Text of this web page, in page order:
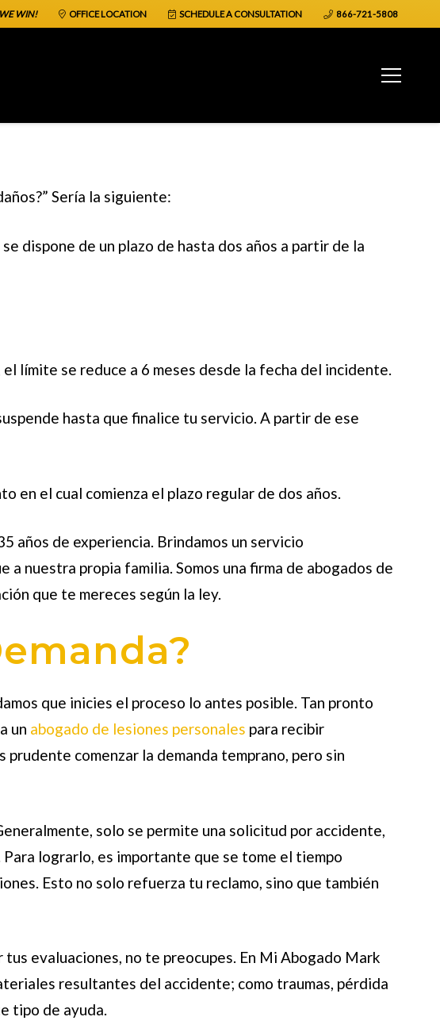
WIN! OFFICE LOCATION SCHEDULE A CONSULTATION 866-721-5808
?” Sería la siguiente:
dispone de un plazo de hasta dos años a partir de la
límite se reduce a 6 meses desde la fecha del incidente.
hasta que finalice tu servicio. A partir de ese
en el cual comienza el plazo regular de dos años.
años de experiencia. Brindamos un servicio
nuestra propia familia. Somos una firma de abogados de
que te mereces según la ley.
que inicies el proceso lo antes posible. Tan pronto
un abogado de lesiones personales para recibir
comenzar la demanda temprano, pero sin
solo se permite una solicitud por accidente,
lograrlo, es importante que se tome el tiempo
Esto no solo refuerza tu reclamo, sino que también
evaluaciones, no te preocupes. En Mi Abogado Mark
resultantes del accidente; como traumas, pérdida
tipo de ayuda.